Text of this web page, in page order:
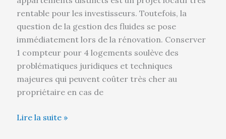
rentable pour les investisseurs. Toutefois, la
question de la gestion des fluides se pose
immédiatement lors de la rénovation. Conserver
1 compteur pour 4 logements soulève des
problématiques juridiques et techniques
majeures qui peuvent coûter très cher au
propriétaire en cas de
Lire la suite »